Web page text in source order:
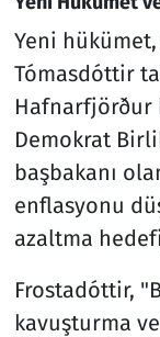
Yeni
Tómasdóttir
Hafnarfjörður
Demokrat
başbakanı
enflasyonu
azaltma
Frostadóttir,
kavuşturma